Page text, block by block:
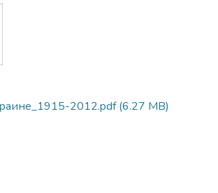
2012.pdf(6.27 MB)